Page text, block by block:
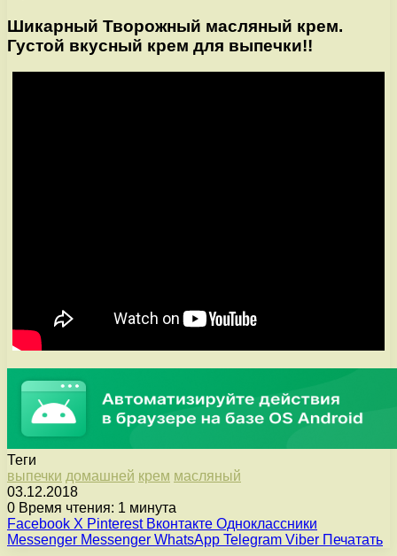
Шикарный Творожный масляный крем.
Густой вкусный крем для выпечки!!
Теги
выпечки домашней крем масляный
03.12.2018
0 Время чтения: 1 минута
Facebook X Pinterest Вконтакте Одноклассники
Messenger Messenger WhatsApp Telegram Viber Печатать